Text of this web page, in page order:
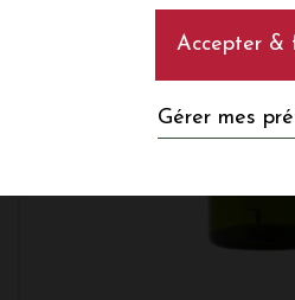
Accepter &
Gérer mes